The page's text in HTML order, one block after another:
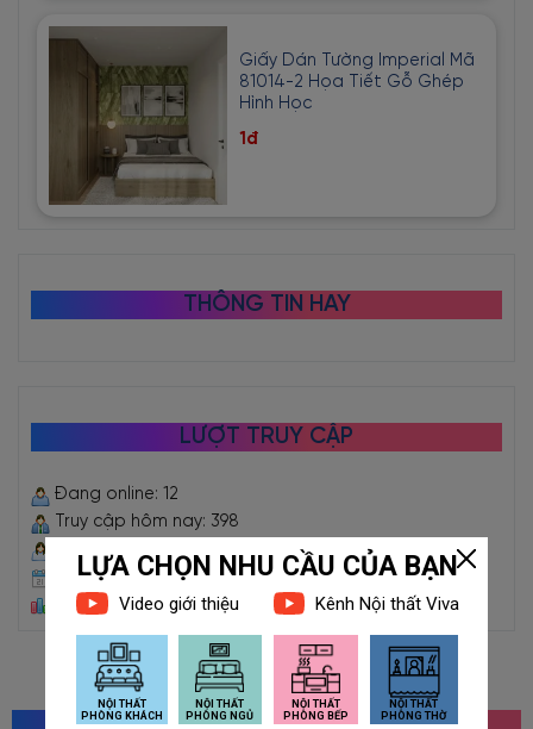
Giấy Dán Tường Imperial Mã
81014-2 Họa Tiết Gỗ Ghép
Hình Học
1đ
THÔNG TIN HAY
LƯỢT TRUY CẬP
Đang online: 12
Truy cập hôm nay: 398
Truy cập trong tháng: 61072
Tổng truy cập: 2474641
MỌI NGƯỜI CŨNG TÌM KIẾM